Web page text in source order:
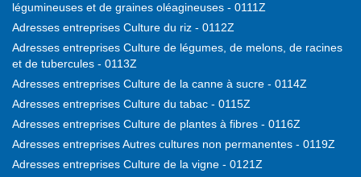
légumineuses et de graines oléagineuses - 0111Z
Adresses entreprises Culture du riz - 0112Z
Adresses entreprises Culture de légumes, de melons, de racines
et de tubercules - 0113Z
Adresses entreprises Culture de la canne à sucre - 0114Z
Adresses entreprises Culture du tabac - 0115Z
Adresses entreprises Culture de plantes à fibres - 0116Z
Adresses entreprises Autres cultures non permanentes - 0119Z
Adresses entreprises Culture de la vigne - 0121Z